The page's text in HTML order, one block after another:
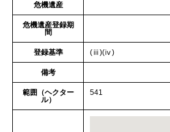
危機遺産
危機遺産登録期
間
登録基準 (ⅲ)(ⅳ)
備考
範囲（ヘクター
ル）
541